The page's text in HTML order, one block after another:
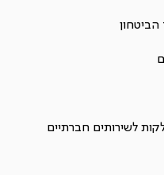
הביטחון
לשירותים חברתיים